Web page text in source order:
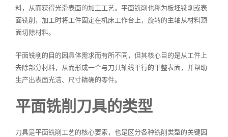
料，从而获得光滑表面的加工工艺。平面铣削也称为板坯铣削或表
面铣削，加工时将工件固定在机床工作台上，旋转的主轴从材料顶
面切除材料。
平面铣削的目的因具体需求而有所不同，但其核心目的是从工件上
去除部分材料，从而形成一个与刀具轴线平行的平整表面，并帮助
生产出表面光洁、尺寸精确的零件。
平面铣削刀具的类型
刀具是平面铣削工艺的核心要素，也是区分各种铣削类型的关键因